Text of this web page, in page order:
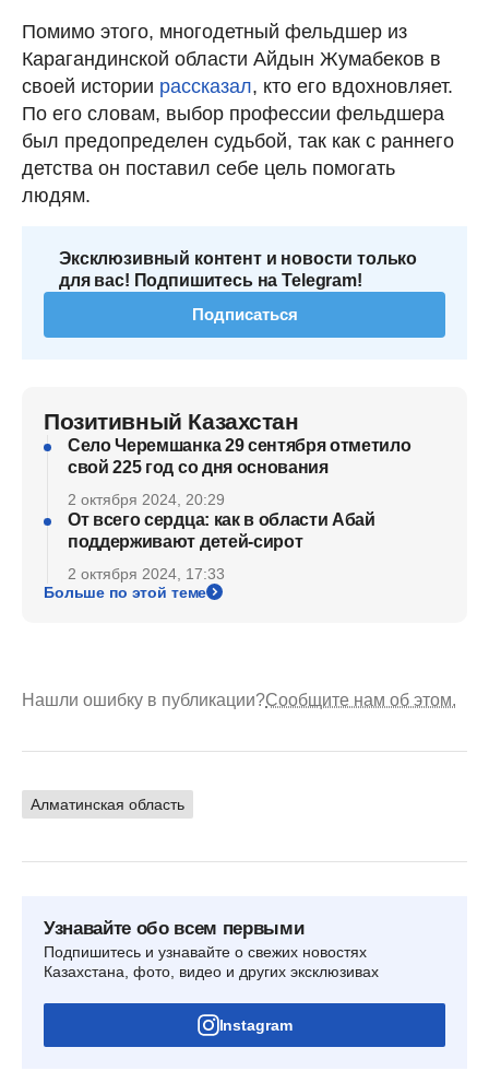
Помимо этого, многодетный фельдшер из
Карагандинской области Айдын Жумабеков в
своей истории рассказал, кто его вдохновляет.
По его словам, выбор профессии фельдшера
был предопределен судьбой, так как с раннего
детства он поставил себе цель помогать
людям.
Эксклюзивный контент и новости только
для вас! Подпишитесь на Telegram!
Подписаться
Позитивный Казахстан
Село Черемшанка 29 сентября отметило
свой 225 год со дня основания
2 октября 2024, 20:29
От всего сердца: как в области Абай
поддерживают детей-сирот
2 октября 2024, 17:33
Больше по этой теме
Нашли ошибку в публикации?Сообщите нам об этом.
Алматинская область
Узнавайте обо всем первыми
Подпишитесь и узнавайте о свежих новостях
Казахстана, фото, видео и других эксклюзивах
Instagram